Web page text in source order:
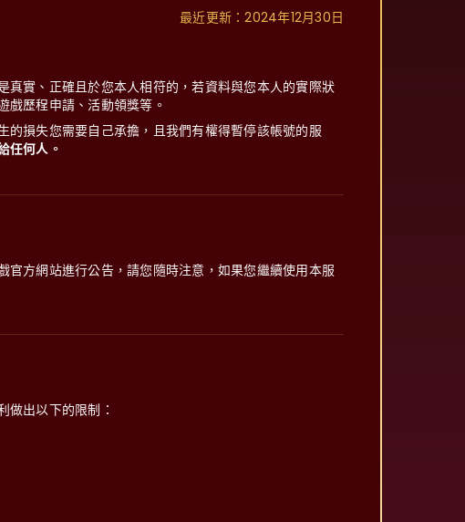
最近更新：2024年12月30日
實、正確且於您本人相符的，若資料與您本人的實際狀
戲歷程申請、活動領獎等。
損失您需要自己承擔，且我們有權得暫停該帳號的服
任何人。
方網站進行公告，請您隨時注意，如果您繼續使用本服
做出以下的限制：